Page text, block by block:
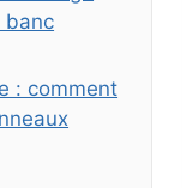
banc
: comment